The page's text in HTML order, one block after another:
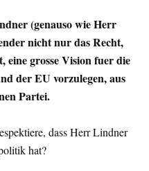
(genauso wie Herr
nicht nur das Recht,
eine grosse Vision fuer die
der EU vorzulegen, aus
Partei.
dass Herr Lindner
hat?